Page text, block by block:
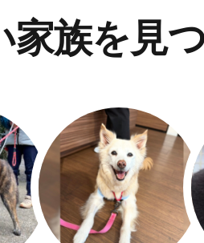
家族を見